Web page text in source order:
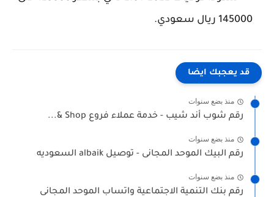
145000 ريال سعودي.
قد يعجبك ايضا
منذ بضع سنوات
رقم شوب أند شيب - خدمة عملاء فروع Shop &...
منذ بضع سنوات
رقم البيك الموحد المجانى - توصيل albaik السعوديه
منذ بضع سنوات
رقم بنك التنمية الاجتماعية واتساب الموحد المجانى